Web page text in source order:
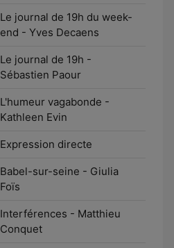
Le journal de 19h du week-
end - Yves Decaens
Le journal de 19h -
Sébastien Paour
L'humeur vagabonde -
Kathleen Evin
Expression directe
Babel-sur-seine - Giulia
Foïs
Interférences - Matthieu
Conquet